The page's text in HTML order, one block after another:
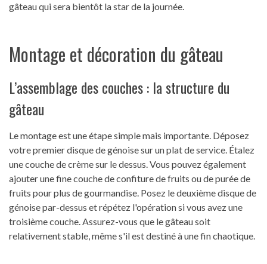
gâteau qui sera bientôt la star de la journée.
Montage et décoration du gâteau
L’assemblage des couches : la structure du
gâteau
Le montage est une étape simple mais importante. Déposez
votre premier disque de génoise sur un plat de service. Étalez
une couche de crème sur le dessus. Vous pouvez également
ajouter une fine couche de confiture de fruits ou de purée de
fruits pour plus de gourmandise. Posez le deuxième disque de
génoise par-dessus et répétez l'opération si vous avez une
troisième couche. Assurez-vous que le gâteau soit
relativement stable, même s'il est destiné à une fin chaotique.